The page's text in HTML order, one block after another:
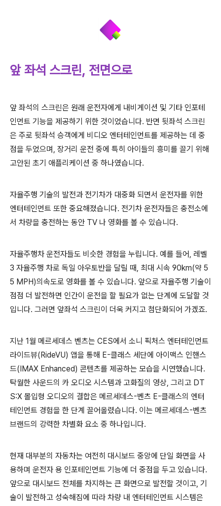
앞 좌석 스크린, 전면으로
앞 좌석의 스크린은 원래 운전자에게 내비게이션 및 기타 인포테
인먼트 기능을 제공하기 위한 것이었습니다. 반면 뒷좌석 스크린
은 주로 뒷좌석 승객에게 비디오 엔터테인먼트를 제공하는 데 중
점을 두었으며, 장거리 운전 중에 특히 아이들의 흥미를 끌기 위해
고안된 초기 애플리케이션 중 하나였습니다.
자율주행 기술의 발전과 전기차가 대중화 되면서 운전자를 위한
엔터테인먼트 또한 중요해졌습니다. 전기차 운전자들은 충전소에
서 차량을 충전하는 동안 TV 나 영화를 볼 수 있습니다.
자율주행차 운전자들도 비슷한 경험을 누립니다. 예를 들어, 레벨
3 자율주행 차로 독일 아우토반을 달릴 때, 최대 시속 90km(약 5
5 MPH)의 속도로 영화를 볼 수 있습니다. 앞으로 자율주행 기술이
점점 더 발전하면 인간이 운전을 할 필요가 없는 단계에 도달할 것
입니다. 그러면 앞좌석 스크린이 더욱 커지고 첨단화되어 가겠죠.
지난 1월 메르세데스 벤츠는 CES에서 소니 픽처스 엔터테인먼트
라이드뷰(RideVU) 앱을 통해 E-클래스 세단에 아이맥스 인핸스
드(IMAX Enhanced) 콘텐츠를 제공하는 모습을 시연했습니다.
탁월한 사운드의 카 오디오 시스템과 고화질의 영상, 그리고 DT
S:X 몰입형 오디오의 결합은 메르세데스-벤츠 E-클래스의 엔터
테인먼트 경험을 한 단계 끌어올렸습니다. 이는 메르세데스-벤츠
브랜드의 강력한 차별화 요소 중 하나입니다.
현재 대부분의 자동차는 여전히 대시보드 중앙에 단일 화면을 사
용하며 운전자 용 인포테인먼트 기능에 더 중점을 두고 있습니다.
앞으로 대시보드 전체를 차지하는 큰 화면으로 발전할 것이고, 기
술이 발전하고 성숙해짐에 따라 차량 내 엔터테인먼트 시스템은